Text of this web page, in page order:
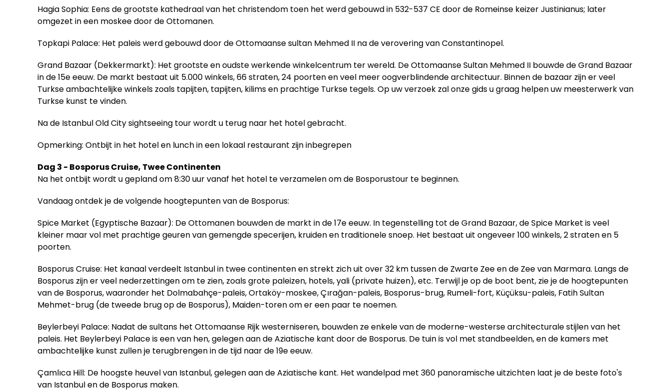
Hagia Sophia: Eens de grootste kathedraal van het christendom toen het werd gebouwd in 532-537 CE door de Romeinse keizer Justinianus; later
omgezet in een moskee door de Ottomanen.
Topkapi Palace: Het paleis werd gebouwd door de Ottomaanse sultan Mehmed II na de verovering van Constantinopel.
Grand Bazaar (Dekkermarkt): Het grootste en oudste werkende winkelcentrum ter wereld. De Ottomaanse Sultan Mehmed II bouwde de Grand Bazaar
in de 15e eeuw. De markt bestaat uit 5.000 winkels, 66 straten, 24 poorten en veel meer oogverblindende architectuur. Binnen de bazaar zijn er veel
Turkse ambachtelijke winkels zoals tapijten, tapijten, kilims en prachtige Turkse tegels. Op uw verzoek zal onze gids u graag helpen uw meesterwerk van
Turkse kunst te vinden.
Na de Istanbul Old City sightseeing tour wordt u terug naar het hotel gebracht.
Opmerking: Ontbijt in het hotel en lunch in een lokaal restaurant zijn inbegrepen
Dag 3 - Bosporus Cruise, Twee Continenten
Na het ontbijt wordt u gepland om 8:30 uur vanaf het hotel te verzamelen om de Bosporustour te beginnen.
Vandaag ontdek je de volgende hoogtepunten van de Bosporus:
Spice Market (Egyptische Bazaar): De Ottomanen bouwden de markt in de 17e eeuw. In tegenstelling tot de Grand Bazaar, de Spice Market is veel
kleiner maar vol met prachtige geuren van gemengde specerijen, kruiden en traditionele snoep. Het bestaat uit ongeveer 100 winkels, 2 straten en 5
poorten.
Bosporus Cruise: Het kanaal verdeelt Istanbul in twee continenten en strekt zich uit over 32 km tussen de Zwarte Zee en de Zee van Marmara. Langs de
Bosporus zijn er veel nederzettingen om te zien, zoals grote paleizen, hotels, yali (private huizen), etc. Terwijl je op de boot bent, zie je de hoogtepunten
van de Bosporus, waaronder het Dolmabahçe-paleis, Ortaköy-moskee, Çırağan-paleis, Bosporus-brug, Rumeli-fort, Küçüksu-paleis, Fatih Sultan
Mehmet-brug (de tweede brug op de Bosporus), Maiden-toren om er een paar te noemen.
Beylerbeyi Palace: Nadat de sultans het Ottomaanse Rijk westerniseren, bouwden ze enkele van de moderne-westerse architecturale stijlen van het
paleis. Het Beylerbeyi Palace is een van hen, gelegen aan de Aziatische kant door de Bosporus. De tuin is vol met standbeelden, en de kamers met
ambachtelijke kunst zullen je terugbrengen in de tijd naar de 19e eeuw.
Çamlıca Hill: De hoogste heuvel van Istanbul, gelegen aan de Aziatische kant. Het wandelpad met 360 panoramische uitzichten laat je de beste foto's
van Istanbul en de Bosporus maken.